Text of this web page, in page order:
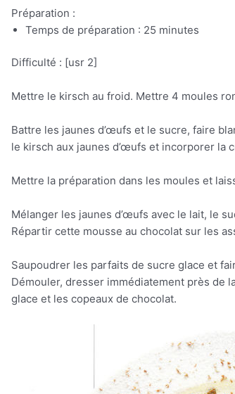
Préparation :
Temps de préparation : 25 minutes
Difficulté : [usr 2]
Mettre le kirsch au froid. Mettre 4 moules
Battre les jaunes d’œufs et le sucre, faire
le kirsch aux jaunes d’œufs et incorporer la
Mettre la préparation dans les moules et
Mélanger les jaunes d’œufs avec le lait, le
Répartir cette mousse au chocolat sur les
Saupoudrer les parfaits de sucre glace et
Démouler, dresser immédiatement près de
glace et les copeaux de chocolat.